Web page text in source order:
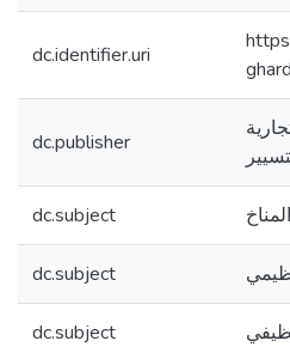
dc.identifier.uri
dc.publisher
dc.subject المناخ
dc.subject
dc.subject